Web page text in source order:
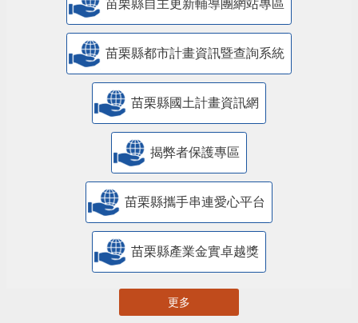
苗栗縣自主更新輔導團網站專區
苗栗縣都市計畫資訊暨查詢系統
苗栗縣國土計畫資訊網
揭弊者保護專區
苗栗縣攜手串連愛心平台
苗栗縣產業金實卓越獎
更多